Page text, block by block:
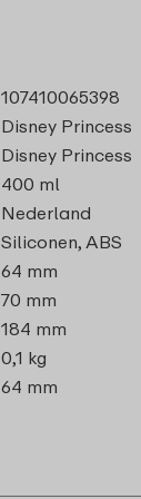
107410065398
Disney Princess
Disney Princess
400 ml
Nederland
Siliconen, ABS
64 mm
70 mm
184 mm
0,1 kg
64 mm